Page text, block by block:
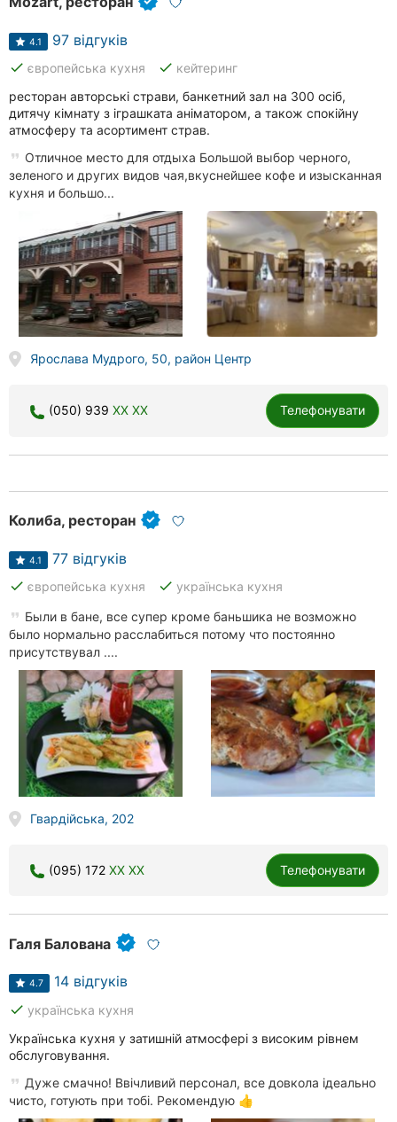
4.1 97 відгуків
done європейська кухня done кейтеринг
ресторан авторські страви, банкетний зал на 300 осіб,
дитячу кімнату з іграшката аніматором, а також спокійну
атмосферу та асортимент страв.
Отличное место для отдыха Большой выбор черного,
зеленого и других видов чая,вкуснейшее кофе и изысканная
кухня и большо...
Ярослава Мудрого, 50, район Центр
(050) 939 XX XX Телефонувати
Колиба, ресторан
4.1 77 відгуків
done європейська кухня done українська кухня
Были в бане, все супер кроме баньшика не возможно
было нормально расслабиться потому что постоянно
присутствувал ....
Гвардійська, 202
(095) 172 XX XX Телефонувати
Галя Балована
4.7 14 відгуків
done українська кухня
Українська кухня у затишній атмосфері з високим рівнем
обслуговування.
Дуже смачно! Ввічливий персонал, все довкола ідеально
чисто, готують при тобі. Рекомендую 👍